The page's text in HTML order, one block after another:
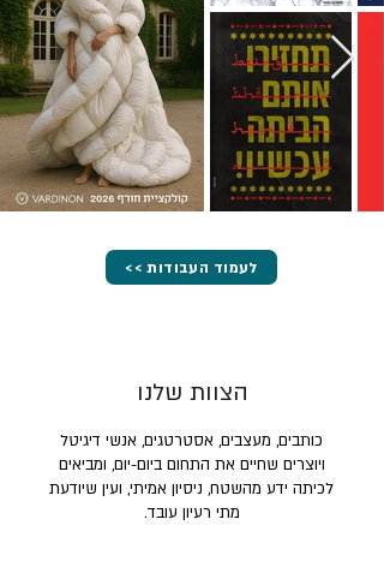
<< לעמוד העבודות
הצוות שלנו
כותבים, מעצבים, אסטרטגים, אנשי דיגיטל
ויוצרים שחיים את התחום ביום-יום, ומביאים
לכיתה ידע מהשטח, ניסיון אמיתי, ועין שיודעת
מתי רעיון עובד.